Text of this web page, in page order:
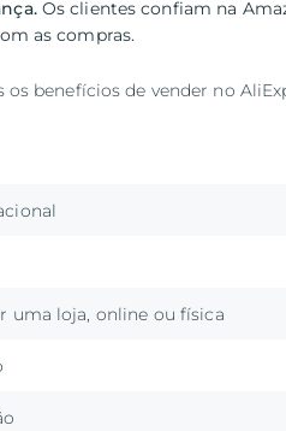
Os clientes confiam na
as compras.
benefícios de vender no
uma loja, online ou física